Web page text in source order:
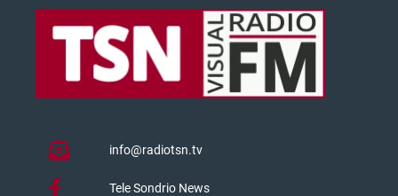
info@radiotsn.tv
Tele Sondrio News